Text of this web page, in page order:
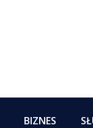
BIZNES